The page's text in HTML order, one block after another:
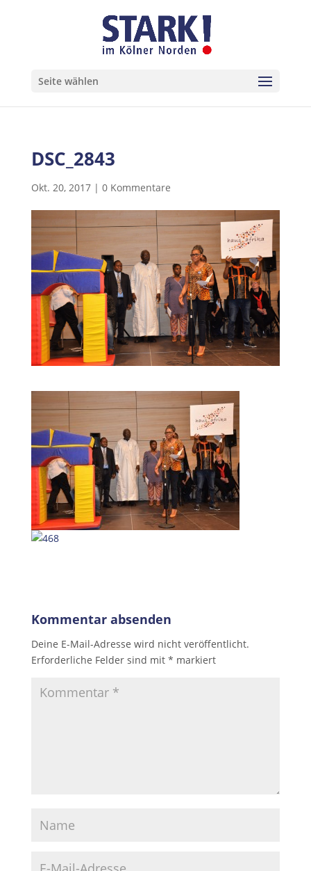
Seite wählen
DSC_2843
Okt. 20, 2017| 0 Kommentare
Kommentar absenden
Deine E-Mail-Adresse wird nicht veröffentlicht.
Erforderliche Felder sind mit * markiert